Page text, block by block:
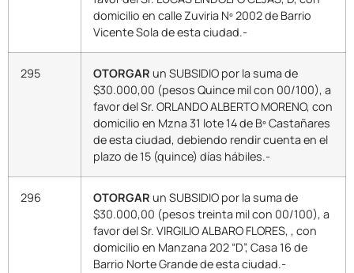
domicilio en calle Zuviria Nº 2002 de Barrio
Vicente Sola de esta ciudad.-
295 OTORGAR un SUBSIDIO por la suma de
$30.000,00 (pesos Quince mil con 00/100), a
favor del Sr. ORLANDO ALBERTO MORENO, con
domicilio en Mzna 31 lote 14 de Bº Castañares
de esta ciudad, debiendo rendir cuenta en el
plazo de 15 (quince) días hábiles.-
296 OTORGAR un SUBSIDIO por la suma de
$30.000,00 (pesos treinta mil con 00/100), a
favor del Sr. VIRGILIO ALBARO FLORES, , con
domicilio en Manzana 202 “D”, Casa 16 de
Barrio Norte Grande de esta ciudad.-